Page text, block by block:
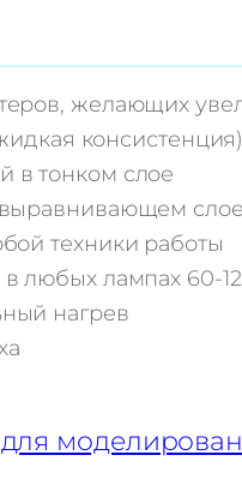
желающих
консистенция)
в тонком слое
слое
техники работы
любых лампах 60-
нагрев